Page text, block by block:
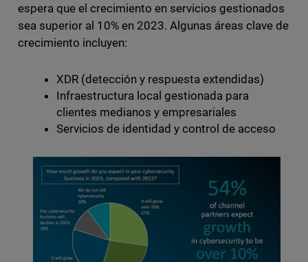
espera que el crecimiento en servicios gestionados
sea superior al 10% en 2023. Algunas áreas clave de
crecimiento incluyen:
XDR (detección y respuesta extendidas)
Infraestructura local gestionada para
clientes medianos y empresariales
Servicios de identidad y control de acceso